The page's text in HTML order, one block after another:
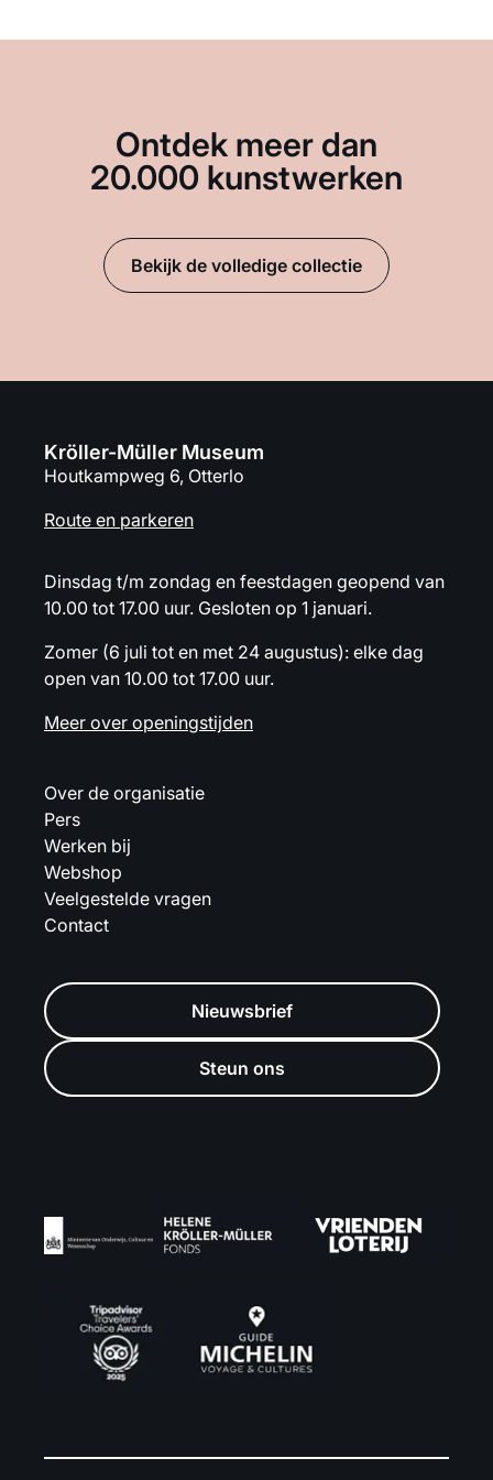
Ontdek meer dan
20.000 kunstwerken
Bekijk de volledige collectie
Kröller-Müller Museum
Houtkampweg 6, Otterlo
Route en parkeren
Dinsdag t/m zondag en feestdagen geopend van
10.00 tot 17.00 uur. Gesloten op 1 januari.
Zomer (6 juli tot en met 24 augustus): elke dag
open van 10.00 tot 17.00 uur.
Meer over openingstijden
Over de organisatie
Pers
Werken bij
Webshop
Veelgestelde vragen
Contact
Nieuwsbrief
Steun ons